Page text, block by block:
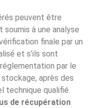
peuvent être
soumis à une analyse
finale par un
et s’ils sont
par le
après des
technique qualifié.
de récupération